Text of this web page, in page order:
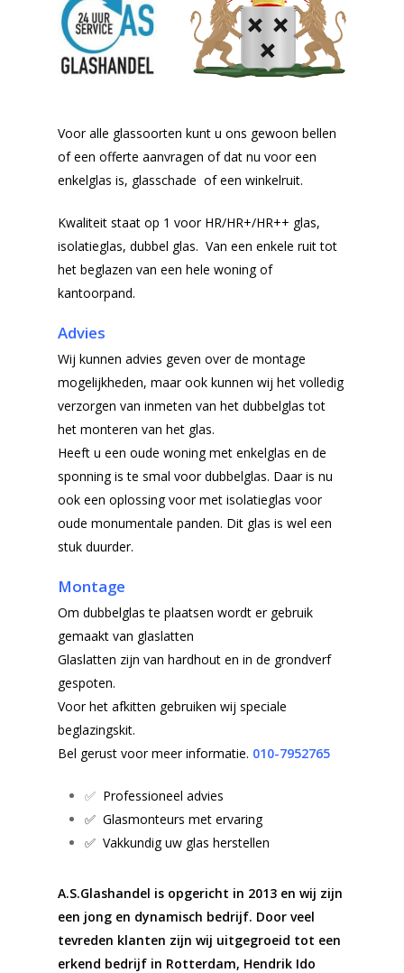
Voor alle glassoorten kunt u ons gewoon bellen
of een offerte aanvragen of dat nu voor een
enkelglas is, glasschade of een winkelruit.
Kwaliteit staat op 1 voor HR/HR+/HR++ glas,
isolatieglas, dubbel glas. Van een enkele ruit tot
het beglazen van een hele woning of
kantoorpand.
Advies
Wij kunnen advies geven over de montage
mogelijkheden, maar ook kunnen wij het volledig
verzorgen van inmeten van het dubbelglas tot
het monteren van het glas.
Heeft u een oude woning met enkelglas en de
sponning is te smal voor dubbelglas. Daar is nu
ook een oplossing voor met isolatieglas voor
oude monumentale panden. Dit glas is wel een
stuk duurder.
Montage
Om dubbelglas te plaatsen wordt er gebruik
gemaakt van glaslatten
Glaslatten zijn van hardhout en in de grondverf
gespoten.
Voor het afkitten gebruiken wij speciale
beglazingskit.
Bel gerust voor meer informatie. 010-7952765
✅ Professioneel advies
✅ Glasmonteurs met ervaring
✅ Vakkundig uw glas herstellen
A.S.Glashandel is opgericht in 2013 en wij zijn
een jong en dynamisch bedrijf. Door veel
tevreden klanten zijn wij uitgegroeid tot een
erkend bedrijf in Rotterdam, Hendrik Ido